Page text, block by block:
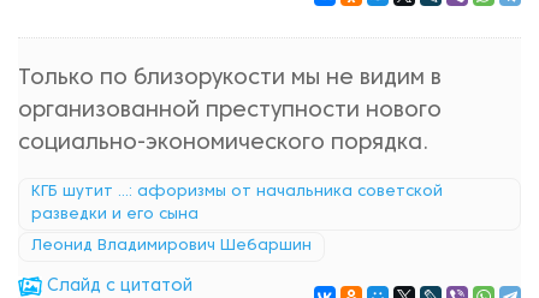
Только по близорукости мы не видим в
организованной преступности нового
социально-экономического порядка.
КГБ шутит ...: афоризмы от начальника советской
разведки и его сына
Леонид Владимирович Шебаршин
Cлайд с цитатой